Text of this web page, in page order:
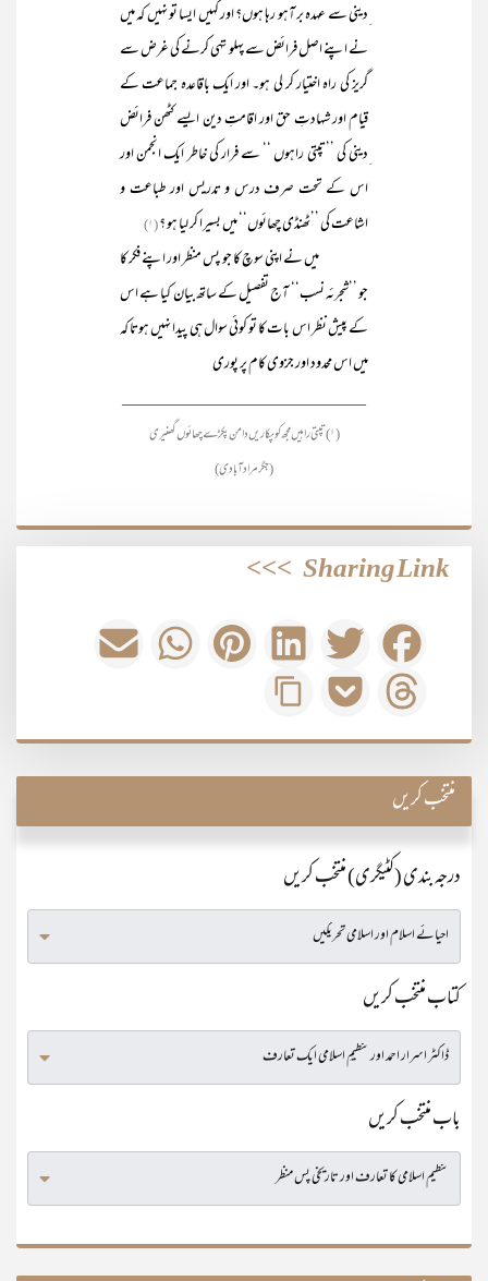
ِدینی سے عہدہ بر آہو رہا ہوں؟ اور کہیں ایسا تو نہیں کہ میں
نے اپنے اصل فرائض سے پہلو تہی کرنے کی غرض سے
گریز کی راہ اختیار کر لی ہو۔ اور ایک باقاعدہ جماعت کے
قیام اور شہادتِ حق اور اقامتِ دین ایسے کٹھن فرائض
ِدینی کی ’’تپتی راہوں ‘‘ سے فرار کی خاطر ایک انجمن اور
اس کے تحت صرف درس و تدریس اور طباعت و
اشاعت کی ’’ٹھنڈی چھائوں‘‘ میں بسیرا کر لیا ہو ؟(۱)
میں نے اپنی سوچ کا جو پس منظر اور اپنے فکر کا
جو ’’شجرئہ نسب‘‘ آج تفصیل کے ساتھ بیان کیا ہے اس
کے پیش نظر اس بات کا تو کوئی سوال ہی پیدا نہیں ہوتا کہ
میں اس محدود اور جزوی کام پر پوری
____________________________
(۱) تپتی راہیں مجھ کو پکاریں دامن پکڑے چھائوں گھنیری
(جگرمرادآبادی)
Sharing Link
>>>
منتخب کریں
درجہ بندی (کٹیگری) منتخب کریں
کتاب منتخب کریں
باب منتخب کریں